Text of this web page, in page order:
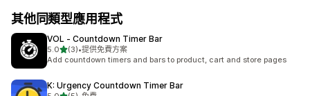
其他同類型應用程式
VOL ‑ Countdown Timer Bar
5.0滿分 5 顆星
(3)
共有 3 則評價
•提供免費方案
Add countdown timers and bars to product, cart and store pages
K: Urgency Countdown Timer Bar